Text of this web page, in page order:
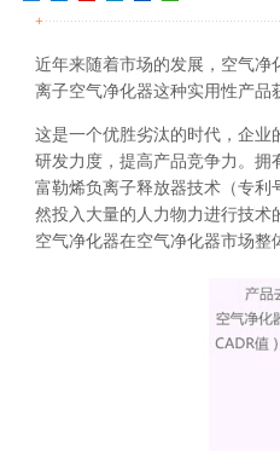
+
近年来随着市场的发展，空气净
离子空气净化器这种实用性产品
这是一个优胜劣汰的时代，企业
研发力度，提高产品竞争力。拥
富勒烯负离子释放器技术（专利
然投入大量的人力物力进行技
空气净化器在空气净化器市场